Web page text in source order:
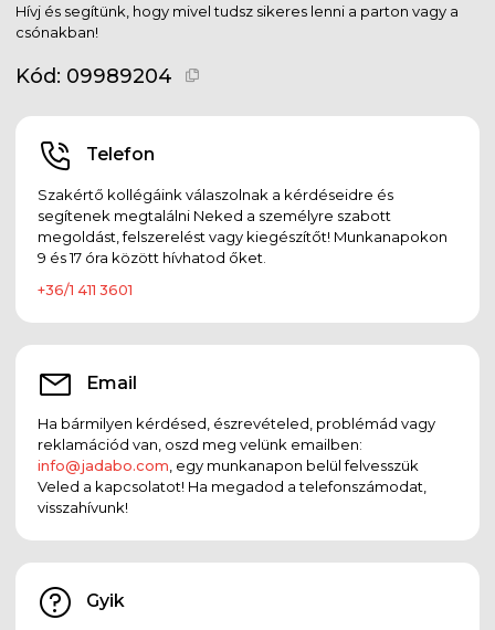
Hívj és segítünk, hogy mivel tudsz sikeres lenni a parton vagy a
csónakban!
Kód: 09989204
Telefon
Szakértő kollégáink válaszolnak a kérdéseidre és
segítenek megtalálni Neked a személyre szabott
megoldást, felszerelést vagy kiegészítőt! Munkanapokon
9 és 17 óra között hívhatod őket.
+36/1 411 3601
Email
Ha bármilyen kérdésed, észrevételed, problémád vagy
reklamációd van, oszd meg velünk emailben:
info@jadabo.com , egy munkanapon belül felvesszük
Veled a kapcsolatot! Ha megadod a telefonszámodat,
visszahívunk!
Gyik